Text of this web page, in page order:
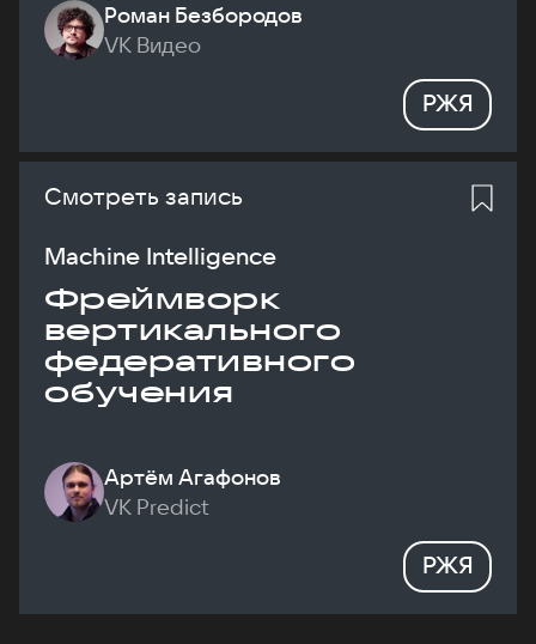
Роман Безбородов
VK Видео
РЖЯ
Смотреть запись
Machine Intelligence
Фреймворк
вертикального
федеративного
обучения
Артём Агафонов
VK Predict
РЖЯ